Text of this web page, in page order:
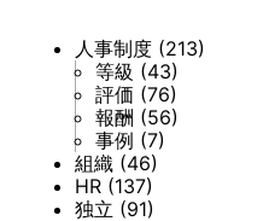
人事制度 (213)
等級 (43)
評価 (76)
報酬 (56)
事例 (7)
組織 (46)
HR (137)
独立 (91)